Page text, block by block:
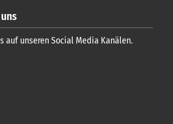
auf unseren Social Media Kanälen.